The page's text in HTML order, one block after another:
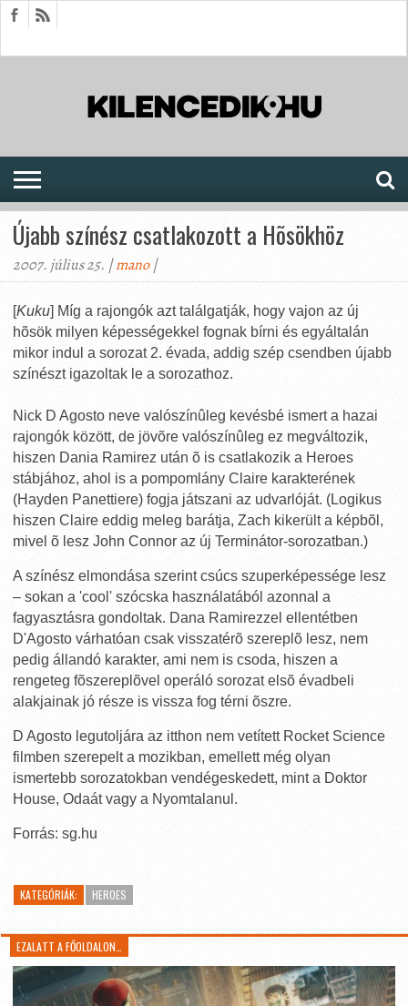
Újabb színész csatlakozott a Hõsökhöz
2007. július 25. |mano|
[Kuku] Míg a rajongók azt találgatják, hogy vajon az új
hõsök milyen képességekkel fognak bírni és egyáltalán
mikor indul a sorozat 2. évada, addig szép csendben újabb
színészt igazoltak le a sorozathoz.
Nick D Agosto neve valószínûleg kevésbé ismert a hazai
rajongók között, de jövõre valószínûleg ez megváltozik,
hiszen Dania Ramirez után õ is csatlakozik a Heroes
stábjához, ahol is a pompomlány Claire karakterének
(Hayden Panettiere) fogja játszani az udvarlóját. (Logikus
hiszen Claire eddig meleg barátja, Zach kikerült a képbõl,
mivel õ lesz John Connor az új Terminátor-sorozatban.)
A színész elmondása szerint csúcs szuperképessége lesz
– sokan a 'cool' szócska használatából azonnal a
fagyasztásra gondoltak. Dana Ramirezzel ellentétben
D'Agosto várhatóan csak visszatérõ szereplõ lesz, nem
pedig állandó karakter, ami nem is csoda, hiszen a
rengeteg fõszereplõvel operáló sorozat elsõ évadbeli
alakjainak jó része is vissza fog térni õszre.
D Agosto legutoljára az itthon nem vetített Rocket Science
filmben szerepelt a mozikban, emellett még olyan
ismertebb sorozatokban vendégeskedett, mint a Doktor
House, Odaát vagy a Nyomtalanul.
Forrás: sg.hu
KATEGÓRIÁK: HEROES
EZALATT A FŐOLDALON…